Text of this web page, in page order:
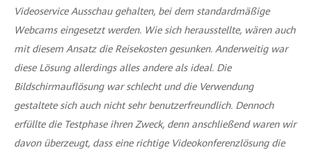
Videoservice Ausschau gehalten, bei dem standardmäßige
Webcams eingesetzt werden. Wie sich herausstellte, wären auch
mit diesem Ansatz die Reisekosten gesunken. Anderweitig war
diese Lösung allerdings alles andere als ideal. Die
Bildschirmauflösung war schlecht und die Verwendung
gestaltete sich auch nicht sehr benutzerfreundlich. Dennoch
erfüllte die Testphase ihren Zweck, denn anschließend waren wir
davon überzeugt, dass eine richtige Videokonferenzlösung die